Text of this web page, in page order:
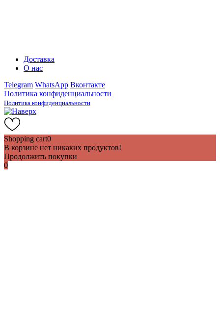
Доставка
О нас
Telegram WhatsApp Вконтакте
Политика конфиденциальности
Политика конфиденциальности
Shopping cart0
В корзине нет никаких продуктов!
Продолжить покупки
0